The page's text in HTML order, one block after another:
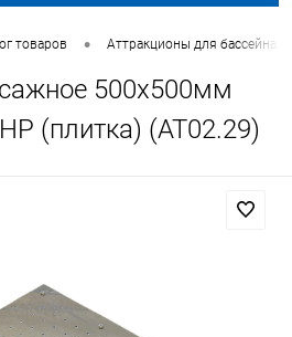
товаров • Аттракционы для бассейна
500х500мм
(плитка) (AT02.29)